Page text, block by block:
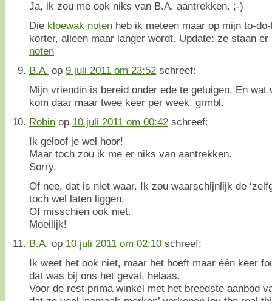
Ja, ik zou me ook niks van B.A. aantrekken. ;-)
Die kloewak noten heb ik meteen maar op mijn to-
korter, alleen maar langer wordt. Update: ze staan
noten
B.A. op 9 juli 2011 om 23:52 schreef:
Mijn vriendin is bereid onder ede te getuigen. En
kom daar maar twee keer per week, grmbl.
Robin op 10 juli 2011 om 00:42 schreef:
Ik geloof je wel hoor!
Maar toch zou ik me er niks van aantrekken.
Sorry.
Of nee, dat is niet waar. Ik zou waarschijnlijk de
toch wel laten liggen.
Of misschien ook niet.
Moeilijk!
B.A. op 10 juli 2011 om 02:10 schreef:
Ik weet het ook niet, maar het hoeft maar één keer
dat was bij ons het geval, helaas.
Voor de rest prima winkel met het breedste aanbod